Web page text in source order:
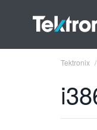
Tektronix